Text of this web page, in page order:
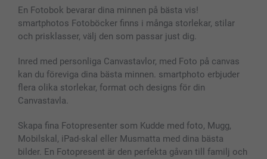
En Fotobok bevarar dina minnen på bästa vis!
smartphotos Fotoböcker finns i många storlekar, stilar
och prisklasser, välj den som passar just dig.
Inred med personliga Canvastavlor, med Foto på canvas
kan du föreviga dina bästa minnen. smartphoto erbjuder
flera olika storlekar, format och designs för din
Canvastavla.
Skapa fina Fotopresenter som Kudde med foto, Mugg,
Mobilskal, iPad-skal eller Musmatta med dina bästa
bilder. En Fotopresent är den perfekta gåvan till familj och